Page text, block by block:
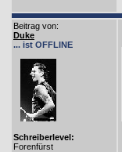
Beitrag von:
Duke
... ist OFFLINE
Schreiberlevel:
Forenfürst